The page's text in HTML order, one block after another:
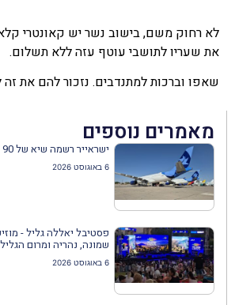
לא רחוק משם, בישוב נשר יש קאונטרי
את שעריו לתושבי עוטף עזה ללא תשלום.
שאפו וברכות למתנדבים. נזכור להם את זה
מאמרים נוספים
ישראייר רשמה שיא של 90 טיסות ביום אחד
6 באוגוסט 2026
פסטיבל יאללה גליל -
שמונה, נהריה ומרום הגליל
6 באוגוסט 2026